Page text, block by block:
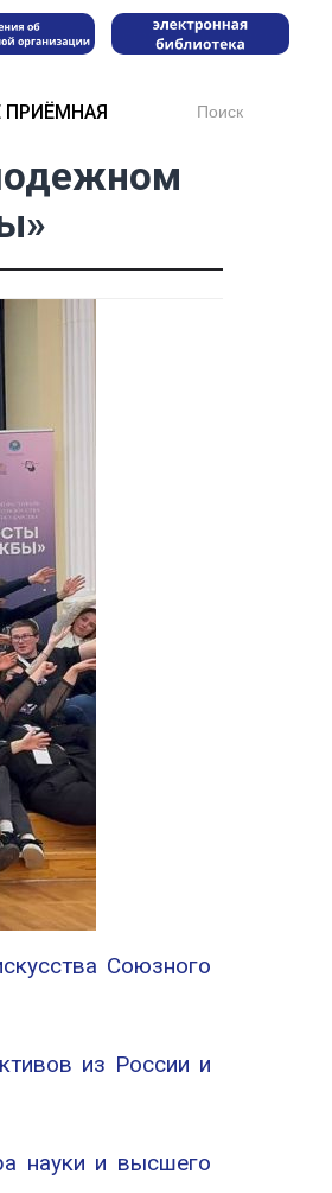
ПРИЁМНАЯ for:
Союзного
из России и
науки и высшего